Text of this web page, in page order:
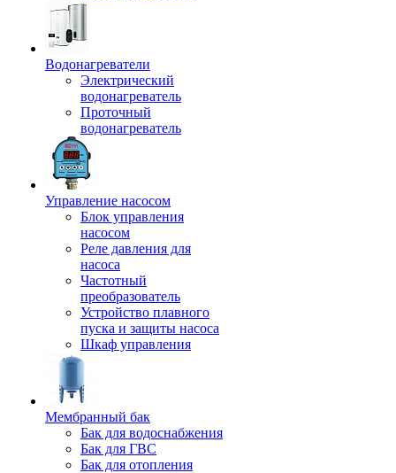
Водонагреватели
Электрический
водонагреватель
Проточный
водонагреватель
Управление насосом
Блок управления
насосом
Реле давления для
насоса
Частотный
преобразователь
Устройство плавного
пуска и защиты насоса
Шкаф управления
Мембранный бак
Бак для водоснабжения
Бак для ГВС
Бак для отопления